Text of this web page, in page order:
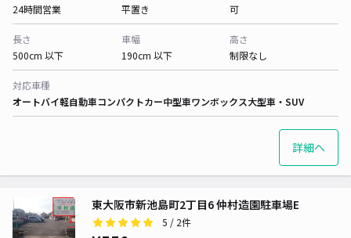
24時間営業
平置き
可
長さ
500cm 以下
車幅
190cm 以下
高さ
制限なし
対応車種
オートバイ軽自動車コンパクトカー中型車ワンボックス大型車・SUV
詳細へ
東大阪市新池島町2丁目6 仲村造園駐車場E
5 / 2件